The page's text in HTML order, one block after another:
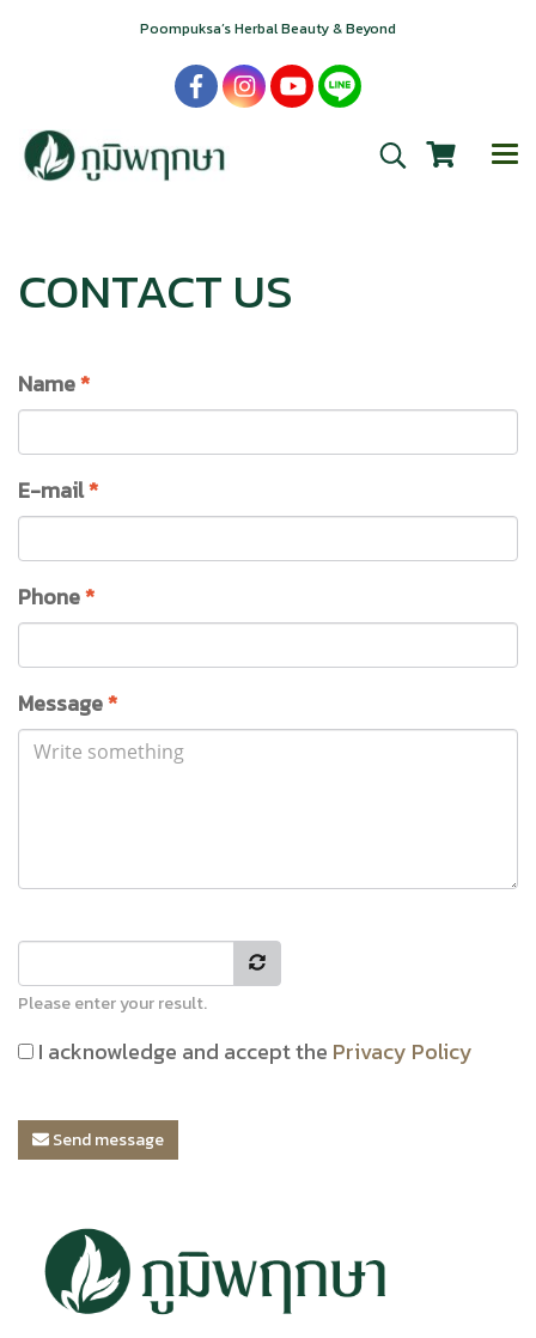
Poompuksa’s Herbal Beauty & Beyond
CONTACT US
Name*
E-mail*
Phone*
Message*
Please enter your result.
I acknowledge and accept the Privacy Policy
Send message